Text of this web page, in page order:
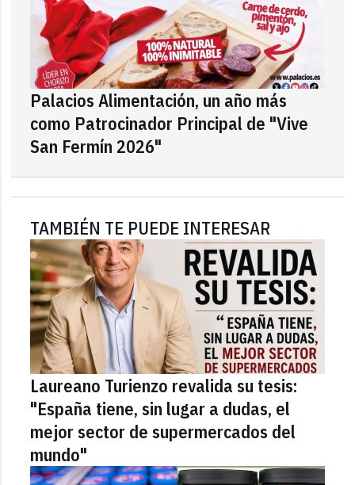
Palacios Alimentación, un año más
como Patrocinador Principal de "Vive
San Fermín 2026"
TAMBIÉN TE PUEDE INTERESAR
Laureano Turienzo revalida su tesis:
"España tiene, sin lugar a dudas, el
mejor sector de supermercados del
mundo"